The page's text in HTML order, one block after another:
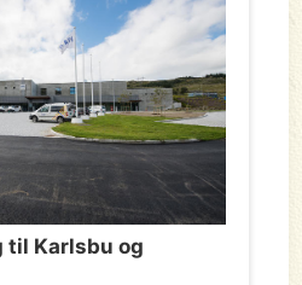
til Karlsbu og